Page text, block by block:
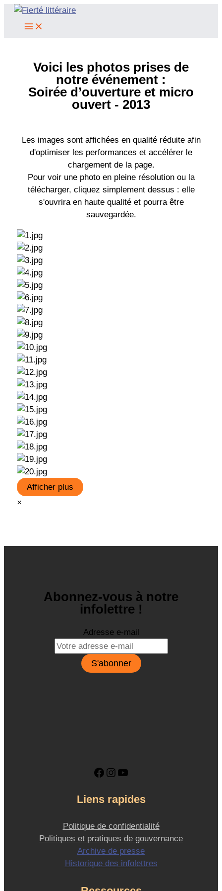
Aller
Voici les photos prises de
notre événement :
Soirée d’ouverture et micro
ouvert - 2013
Les images sont affichées en qualité réduite afin
d'optimiser les performances et accélérer le
chargement de la page.
Pour voir une photo en pleine résolution ou la
télécharger, cliquez simplement dessus : elle
s'ouvrira en haute qualité et pourra être
sauvegardée.
Afficher plus
×
Abonnez-vous à notre
infolettre !
Adresse e-mail
Facebook
Instagram
YouTube
Liens rapides
Politique de confidentialité
Politiques et pratiques de gouvernance
Archive de presse
Historique des infolettres